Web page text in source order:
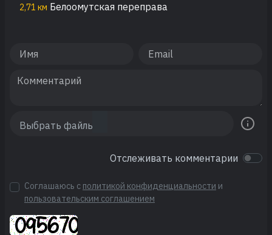
2,71 км Белоомутская переправа
Отслеживать комментарии
Соглашаюсь с политикой конфиденциальности и
пользовательским соглашением